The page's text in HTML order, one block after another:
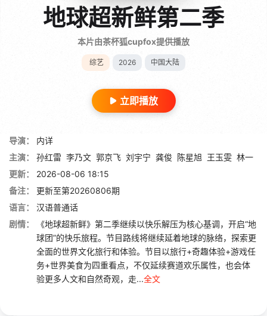
地球超新鲜第二季
本片由茶杯狐cupfox提供播放
综艺 2026 中国大陆
立即播放
导演：
内详
主演：
孙红雷 李乃文 郭京飞 刘宇宁 龚俊 陈星旭 王玉雯 林一
更新：
2026-08-06 18:15
备注：
更新至第20260806期
语言：
汉语普通话
剧情：
《地球超新鲜》第二季继续以快乐解压为核心基调，开启“地
球团”的快乐旅程。节目路线将继续延着地球的脉络，探索更
全面的世界文化旅行和体验。节目以旅行+奇趣体验+游戏任
务+世界美食为四重看点，不仅延续赛道欢乐属性，也会体
验更多人文和自然奇观，走...全文